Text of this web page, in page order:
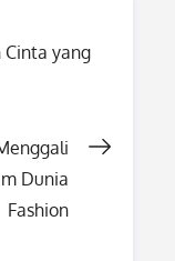
Cinta yang
Dunia
Fashion